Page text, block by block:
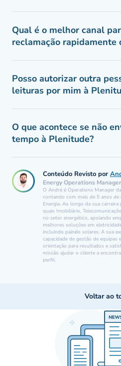
Qual é o melhor canal
reclamação rapidamente
Posso autorizar outra
leituras por mim à
O que acontece se não
tempo à Plenitude?
Conteúdo Revisto por
Energy Operations Manager
O André é Operations Manager
contando com mais de 5 anos de
Energia. Ao longo da sua
quais Imobiliário,
no setor energético, apoiando
melhores soluções em
incluindo painéis solares. A sua
capacidade de gestão de
orientação para resultados e
missão ajudar o cliente a
perfil.
Voltar ao